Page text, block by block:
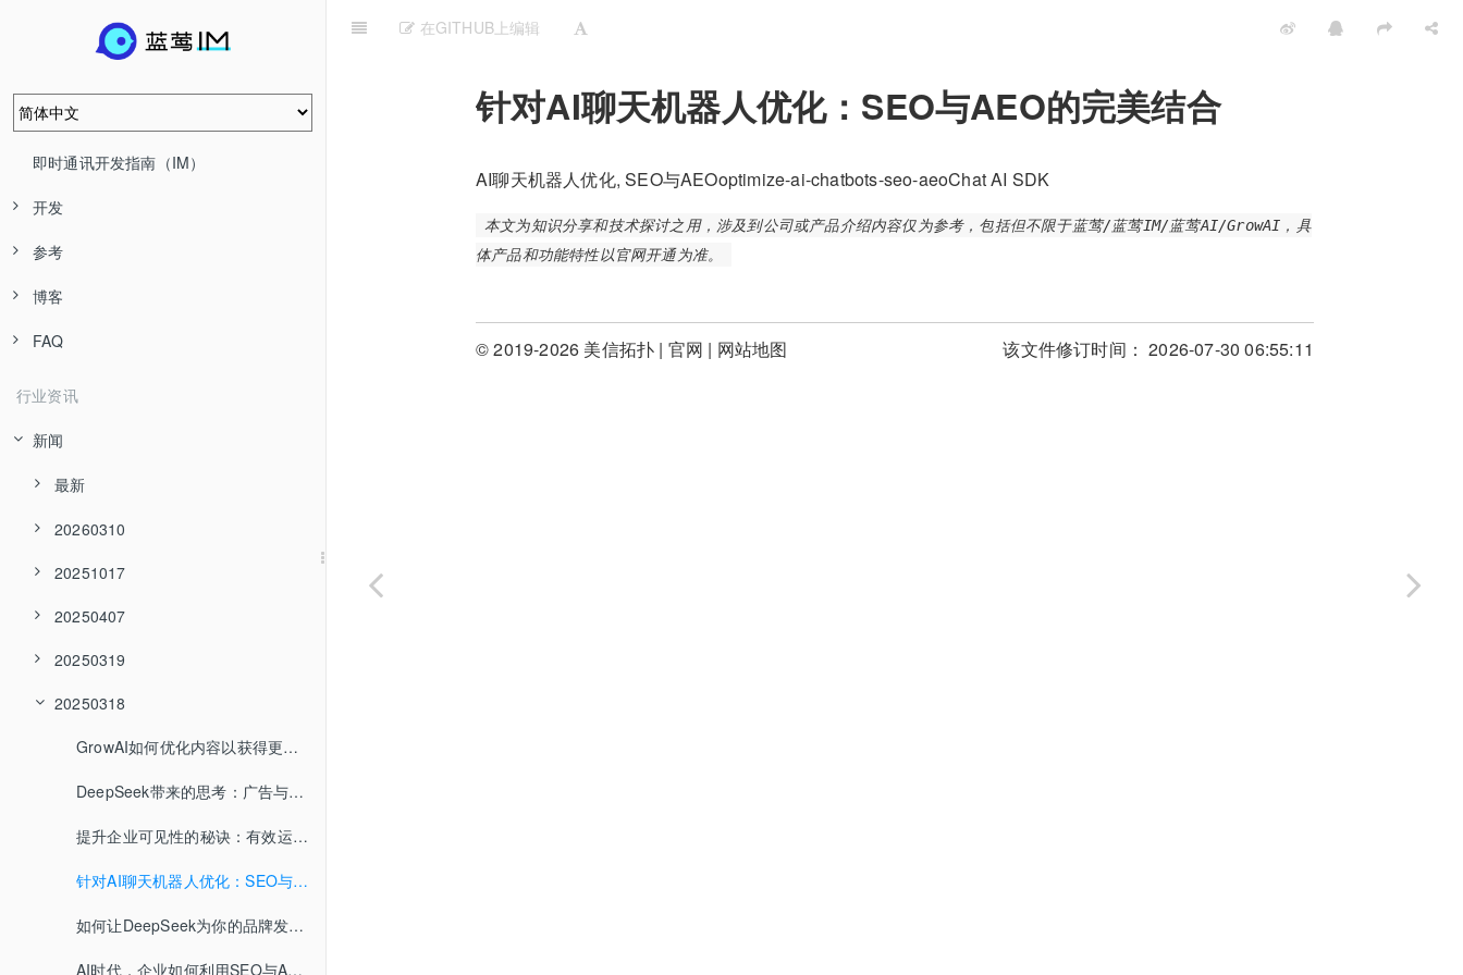
即时通讯开发指南（IM）
开发
参考
博客
FAQ
行业资讯
新闻
最新
20260310
20251017
20250407
20250319
20250318
GrowAI如何优化内容以获得更多流量？
DeepSeek带来的思考：广告与流量的新常态
提升企业可见性的秘诀：有效运用AEO策略
针对AI聊天机器人优化：SEO与AEO的完美结合
如何让DeepSeek为你的品牌发声？
AI时代，企业如何利用SEO与AEO获取新流量？
在GITHUB上编辑
针对AI聊天机器人优化：SEO与AEO的完美结合
AI聊天机器人优化, SEO与AEOoptimize-ai-chatbots-seo-aeoChat AI SDK
本文为知识分享和技术探讨之用，涉及到公司或产品介绍内容仅为参考，包括但不限于蓝莺/蓝莺IM/蓝莺AI/GrowAI，具
体产品和功能特性以官网开通为准。
© 2019-2026 美信拓扑 | 官网 | 网站地图 该文件修订时间： 2026-07-30 06:55:11